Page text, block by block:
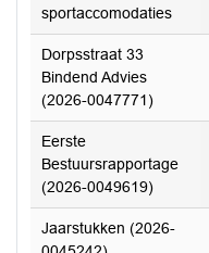
sportaccomodaties
Dorpsstraat 33
Bindend Advies
(2026-0047771)
Eerste
Bestuursrapportage
(2026-0049619)
Jaarstukken (2026-